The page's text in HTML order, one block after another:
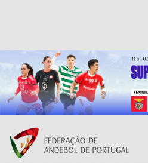
Resultados Andebol
Federação de Andebol de
Grátis - Disponivel na Play